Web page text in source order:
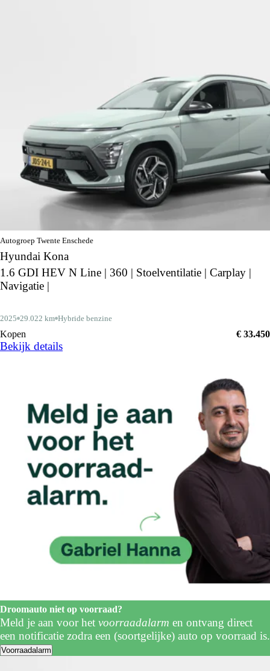
Autogroep Twente Enschede
Hyundai Kona
1.6 GDI HEV N Line | 360 | Stoelventilatie | Carplay |
Navigatie |
2025 29.022 km Hybride benzine
Kopen € 33.450
Bekijk details
Droomauto niet op voorraad?
Meld je aan voor het voorraadalarm en ontvang direct
een notificatie zodra een (soortgelijke) auto op voorraad is.
Voorraadalarm